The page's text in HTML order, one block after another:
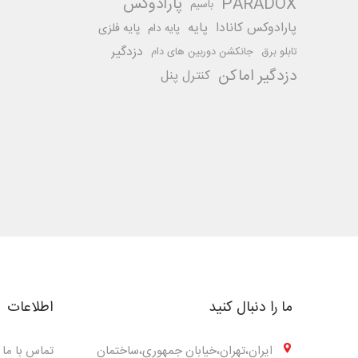
باسیم
پارادوکس کانادا پایه پایه دام پایه فلزی
تابلو برق جانکشن دوربین های دام دزدگیر
دزدگیر اماکن کنترل پنل
ما را دنبال کنید
ایران،تهران،خیابان جمهوری،ساختمان
اطلاعات
تماس با ما